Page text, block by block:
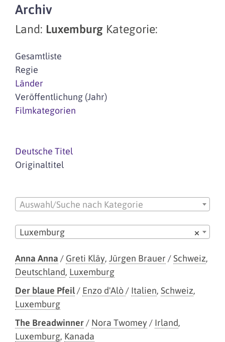
Archiv
Land: Luxemburg Kategorie:
Gesamtliste
Regie
Länder
Veröffentlichung (Jahr)
Filmkategorien
Deutsche Titel
Originaltitel
Auswahl/Suche nach Kategorie
×
Luxemburg
Anna Anna / Greti Kläy, Jürgen Brauer /Schweiz,
Deutschland, Luxemburg
Der blaue Pfeil/ Enzo d'Alò/ Italien, Schweiz,
Luxemburg
The Breadwinner/ Nora Twomey / Irland,
Luxemburg, Kanada